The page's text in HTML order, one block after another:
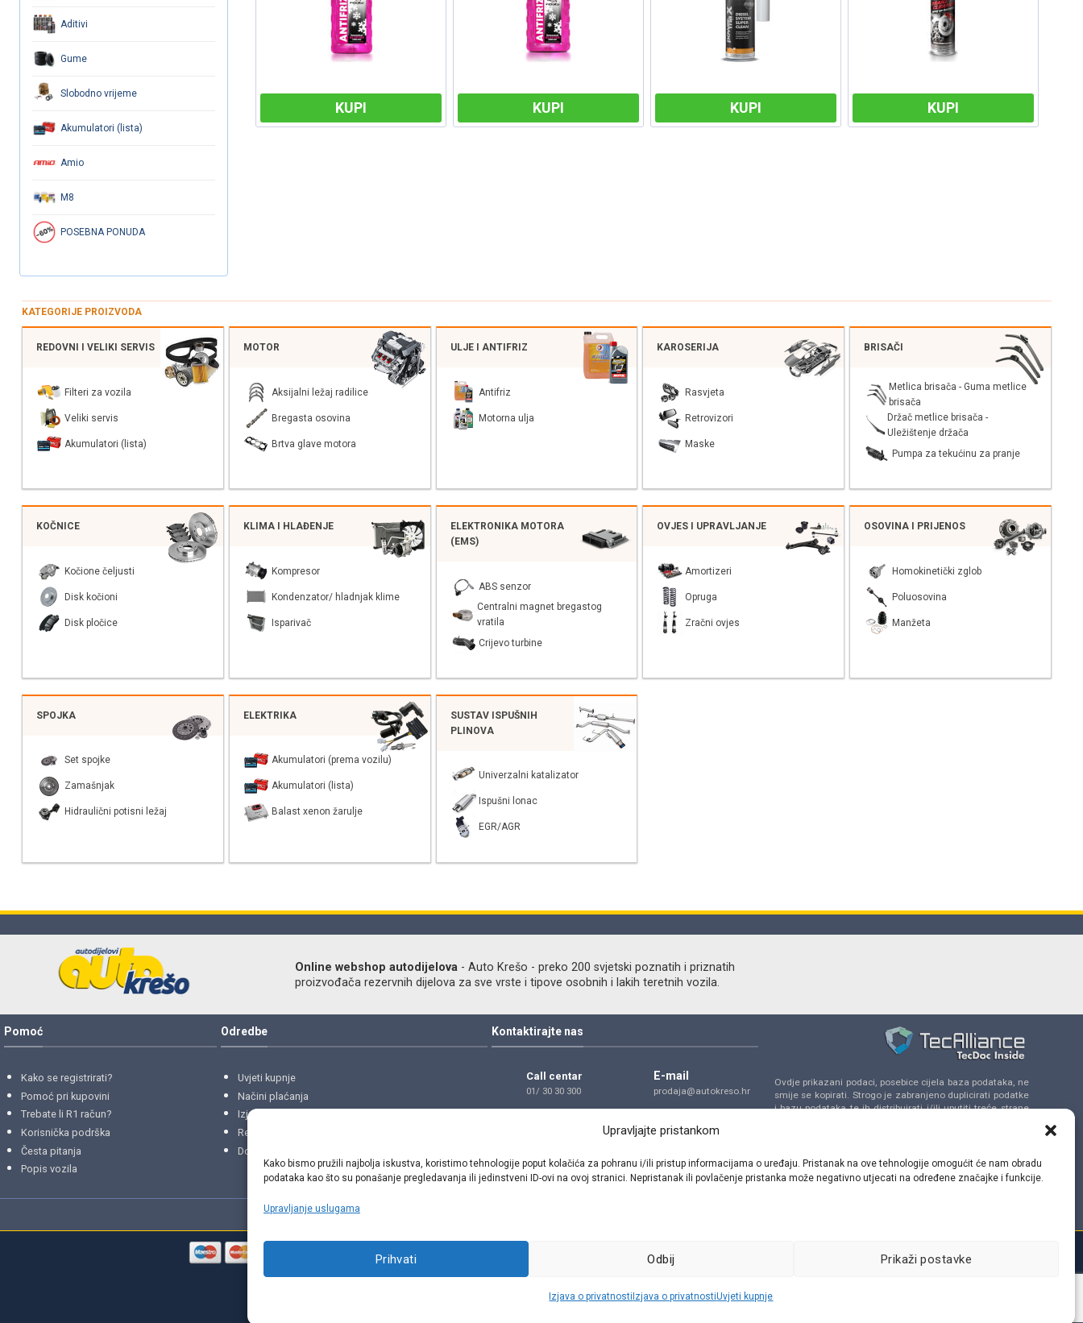
Upravljajte pristankom
Kako bismo pružili najbolja iskustva, koristimo tehnologije poput kolačića za pohranu i/ili pristup informacijama o uređaju. Pristanak na ove tehnologije omogućit će nam obradu
podataka kao što su ponašanje pregledavanja ili jedinstveni ID-ovi na ovoj stranici. Nepristanak ili povlačenje pristanka može negativno utjecati na određene značajke i funkcije.
Upravljanje uslugama
Prihvati Odbij Prikaži postavke
Izjava o privatnosti Izjava o privatnostiUvjeti kupnje
KUPI KUPI KUPI KUPI
Aditivi
Gume
Slobodno vrijeme
Akumulatori (lista)
Amio
M8
POSEBNA PONUDA
KATEGORIJE PROIZVODA
REDOVNI I VELIKI SERVIS
Filteri za vozila
Veliki servis
Akumulatori (lista)
MOTOR
Aksijalni ležaj radilice
Bregasta osovina
Brtva glave motora
ULJE I ANTIFRIZ
Antifriz
Motorna ulja
KAROSERIJA
Rasvjeta
Retrovizori
Maske
BRISAČI
Metlica brisača - Guma metlice
brisača
Držač metlice brisača -
Uležištenje držača
Pumpa za tekućinu za pranje
KOČNICE
Kočione čeljusti
Disk kočioni
Disk pločice
KLIMA I HLAĐENJE
Kompresor
Kondenzator/ hladnjak klime
Isparivač
ELEKTRONIKA MOTORA
(EMS)
ABS senzor
Centralni magnet bregastog
vratila
Crijevo turbine
OVJES I UPRAVLJANJE
Amortizeri
Opruga
Zračni ovjes
OSOVINA I PRIJENOS
Homokinetički zglob
Poluosovina
Manžeta
SPOJKA
Set spojke
Zamašnjak
Hidraulični potisni ležaj
ELEKTRIKA
Akumulatori (prema vozilu)
Akumulatori (lista)
Balast xenon žarulje
SUSTAV ISPUŠNIH
PLINOVA
Univerzalni katalizator
Ispušni lonac
EGR/AGR
Online webshop autodijelova - Auto Krešo - preko 200 svjetski poznatih i priznatih
proizvođača rezervnih dijelova za sve vrste i tipove osobnih i lakih teretnih vozila.
Pomoć
Kako se registrirati?
Pomoć pri kupovini
Trebate li R1 račun?
Korisnička podrška
Česta pitanja
Popis vozila
Odredbe
Uvjeti kupnje
Načini plaćanja
Izjava o privatnosti
Reklamacije
Dostava i isporuke
Kontaktirajte nas
Call centar
01/ 30 30 300
E-mail
prodaja@autokreso.hr
Dragutina Golika 14,
Zagreb
Ovdje prikazani podaci, posebice cijela baza podataka, ne
smije se kopirati. Strogo je zabranjeno duplicirati podatke
i bazu podataka te ih distribuirati i/ili uputiti treće strane
Sva prava pridržana © 2021 W.A.O.